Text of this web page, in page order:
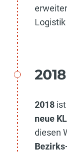
2018
2018
neue
diesen